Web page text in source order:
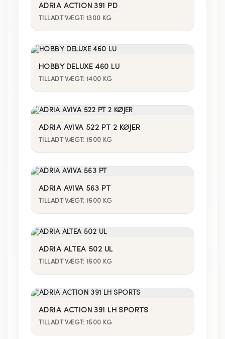
ADRIA ACTION 391 PD
TILLADT VÆGT: 1300 KG
HOBBY DELUXE 460 LU
TILLADT VÆGT: 1400 KG
ADRIA AVIVA 522 PT 2 KØJER
TILLADT VÆGT: 1500 KG
ADRIA AVIVA 563 PT
TILLADT VÆGT: 1500 KG
ADRIA ALTEA 502 UL
TILLADT VÆGT: 1500 KG
ADRIA ACTION 391 LH SPORTS
TILLADT VÆGT: 1500 KG